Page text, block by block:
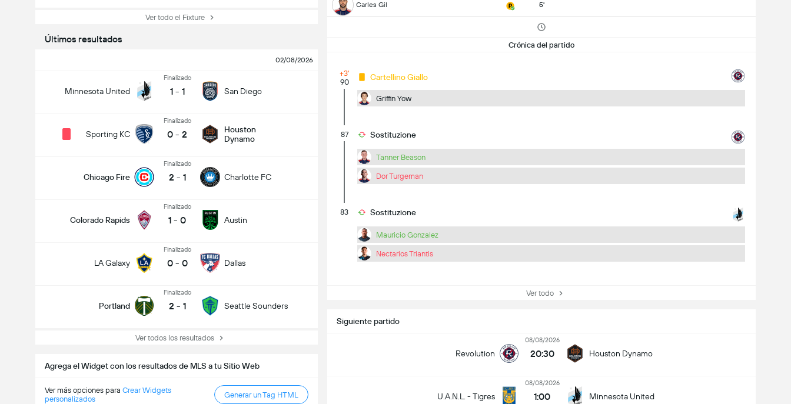
Ver todo el Fixture
Últimos resultados
02/08/2026
Minnesota United
Finalizado
1 - 1 San Diego
Sporting KC
Finalizado
0 - 2
Houston
Dynamo
Chicago Fire
Finalizado
2 - 1 Charlotte FC
Colorado Rapids
Finalizado
1 - 0 Austin
LA Galaxy
Finalizado
0 - 0 Dallas
Portland
Finalizado
2 - 1 Seattle Sounders
Ver todos los resultados
Agrega el Widget con los resultados de MLS a tu Sitio Web
Ver más opciones para Crear Widgets
personalizados
Generar un Tag HTML
Carles Gil 5'
Crónica del partido
+3'
90
Cartellino Giallo
Griffin Yow
87 Sostituzione
Tanner Beason
Dor Turgeman
83 Sostituzione
Mauricio Gonzalez
Nectarios Triantis
Ver todo
Siguiente partido
Revolution
08/08/2026
20:30 Houston Dynamo
U.A.N.L. - Tigres
08/08/2026
1:00 Minnesota United